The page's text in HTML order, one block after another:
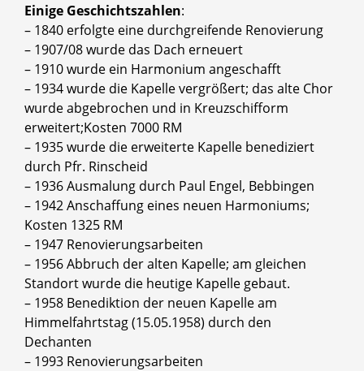
Einige Geschichtszahlen:
– 1840 erfolgte eine durchgreifende Renovierung
– 1907/08 wurde das Dach erneuert
– 1910 wurde ein Harmonium angeschafft
– 1934 wurde die Kapelle vergrößert; das alte Chor
wurde abgebrochen und in Kreuzschifform
erweitert;Kosten 7000 RM
– 1935 wurde die erweiterte Kapelle benediziert
durch Pfr. Rinscheid
– 1936 Ausmalung durch Paul Engel, Bebbingen
– 1942 Anschaffung eines neuen Harmoniums;
Kosten 1325 RM
– 1947 Renovierungsarbeiten
– 1956 Abbruch der alten Kapelle; am gleichen
Standort wurde die heutige Kapelle gebaut.
– 1958 Benediktion der neuen Kapelle am
Himmelfahrtstag (15.05.1958) durch den
Dechanten
– 1993 Renovierungsarbeiten